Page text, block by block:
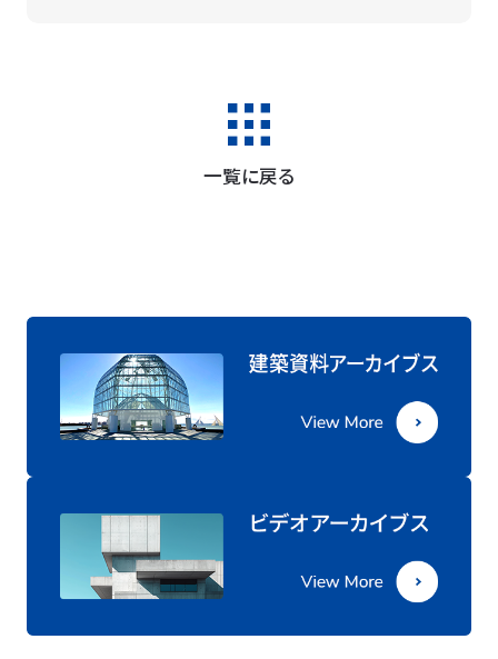
一覧に戻る